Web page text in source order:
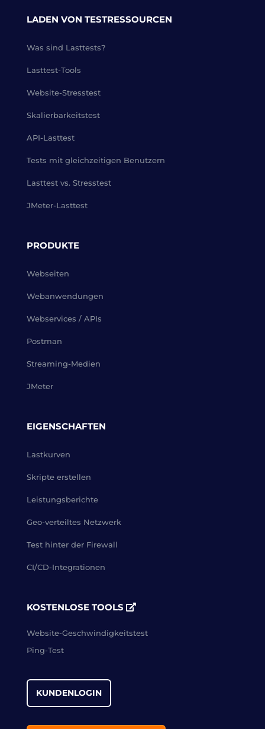
LADEN VON TESTRESSOURCEN
Was sind Lasttests?
Lasttest-Tools
Website-Stresstest
Skalierbarkeitstest
API-Lasttest
Tests mit gleichzeitigen Benutzern
Lasttest vs. Stresstest
JMeter-Lasttest
PRODUKTE
Webseiten
Webanwendungen
Webservices / APIs
Postman
Streaming-Medien
JMeter
EIGENSCHAFTEN
Lastkurven
Skripte erstellen
Leistungsberichte
Geo-verteiltes Netzwerk
Test hinter der Firewall
CI/CD-Integrationen
KOSTENLOSE TOOLS
Website-Geschwindigkeitstest
Ping-Test
KUNDENLOGIN